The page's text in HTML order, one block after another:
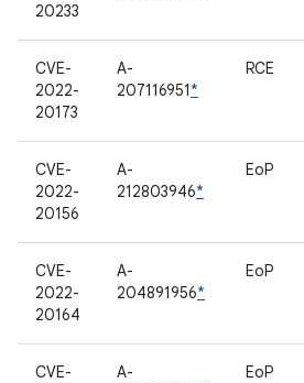
20233
CVE-
2022-
20173
A-
207116951*
RCE
CVE-
2022-
20156
A-
212803946*
EoP
CVE-
2022-
20164
A-
204891956*
EoP
CVE-
A-
EoP